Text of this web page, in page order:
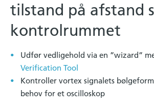
tilstand på afstand
kontrolrummet
Udfør vedligehold via en ”wizard”
Verification Tool
Kontroller vortex signalets
behov for et oscilloskop